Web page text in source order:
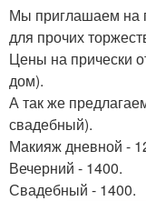
Мы приглашаем на
для прочих
Цены на прически
дом).
А так же
свадебный).
Макияж дневной -
Вечерний - 1400.
Свадебный - 1400.